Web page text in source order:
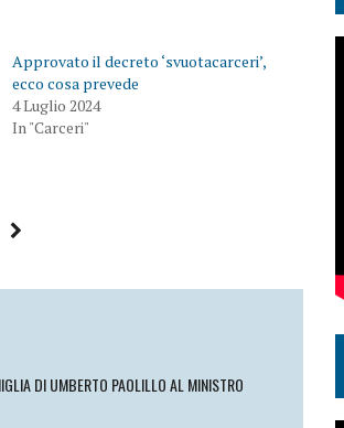
Approvato il decreto ‘svuotacarceri’,
ecco cosa prevede
4 Luglio 2024
In "Carceri"
DI UMBERTO PAOLILLO AL MINISTRO